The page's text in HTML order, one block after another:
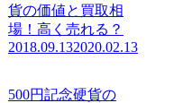
貨の価値と買取相
場！高く売れる？
2018.09.132020.02.13
500円記念硬貨の